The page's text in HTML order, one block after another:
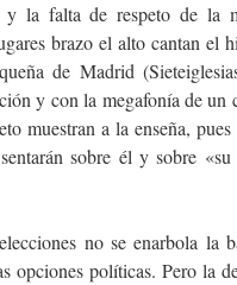
y la falta de respeto de la
brazo el alto cantan el
de Madrid
y con la megafonía de un
muestran a la enseña,
sobre él y sobre
no se enarbola la
opciones políticas. Pero la